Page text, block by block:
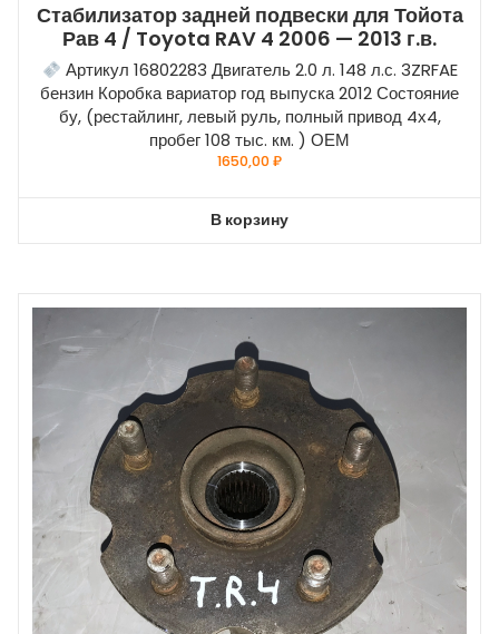
Стабилизатор задней подвески для Тойота
Рав 4 / Toyota RAV 4 2006 — 2013 г.в.
Артикул 16802283 Двигатель 2.0 л. 148 л.с. 3ZRFAE
бензин Коробка вариатор год выпуска 2012 Состояние
бу, (рестайлинг, левый руль, полный привод 4х4,
пробег 108 тыс. км. ) ОЕМ
1650,00₽
В корзину